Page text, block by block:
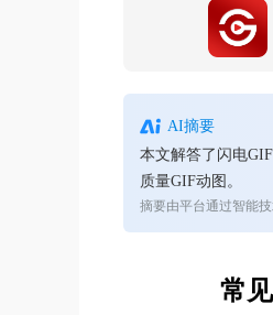
AI摘要
本文解答了闪电
质量GIF动图。
摘要由平台通过智能
常见